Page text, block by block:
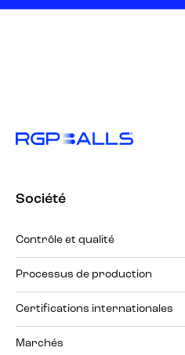
Société
Contrôle et qualité
Processus de production
Certifications internationales
Marchés